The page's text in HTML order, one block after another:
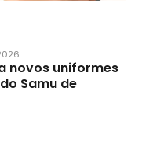
novos uniformes
Samu de